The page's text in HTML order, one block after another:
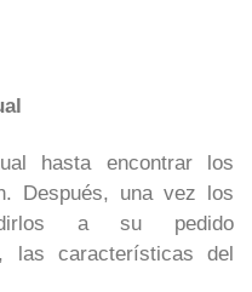
hasta encontrar los
Después, una vez los
a su pedido
las características del